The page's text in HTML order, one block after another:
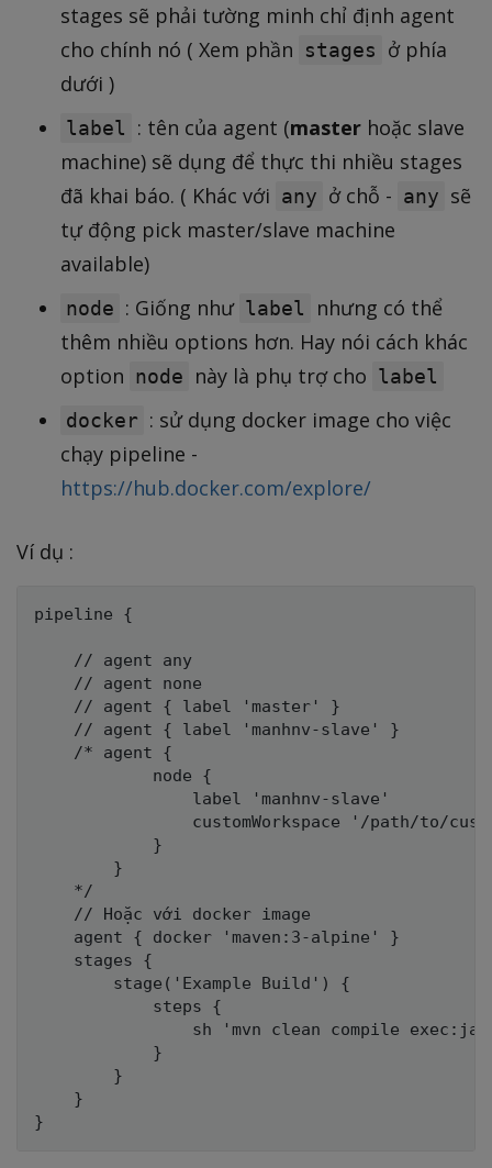
stages sẽ phải tường minh chỉ định agent
cho chính nó ( Xem phần
stages
ở phía
dưới )
label : tên của agent (master hoặc slave
machine) sẽ dụng để thực thi nhiều stages
đã khai báo. ( Khác với any ở chỗ - any sẽ
tự động pick master/slave machine
available)
node : Giống như label
nhưng có thể
thêm nhiều options hơn. Hay nói cách khác
option node này là phụ trợ cho label
docker : sử dụng docker image cho việc
chạy pipeline -
https://hub.docker.com/explore/
Ví dụ :
pipeline {
    // agent any
    // agent none
    // agent { label 'master' }
    // agent { label 'manhnv-slave' }
    /* agent {
            node {
                label 'manhnv-slave'
customWorkspace '/path/to/
            }
        }
    */
    // Hoặc với docker image
    agent { docker 'maven:3-alpine' }
    stages {
        stage('Example Build') {
            steps {
sh 'mvn clean compile
            }
        }
    }